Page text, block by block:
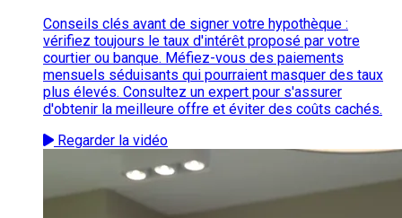
Conseils clés avant de signer votre hypothèque :
vérifiez toujours le taux d'intérêt proposé par votre
courtier ou banque. Méfiez-vous des paiements
mensuels séduisants qui pourraient masquer des taux
plus élevés. Consultez un expert pour s'assurer
d'obtenir la meilleure offre et éviter des coûts cachés.
Regarder la vidéo